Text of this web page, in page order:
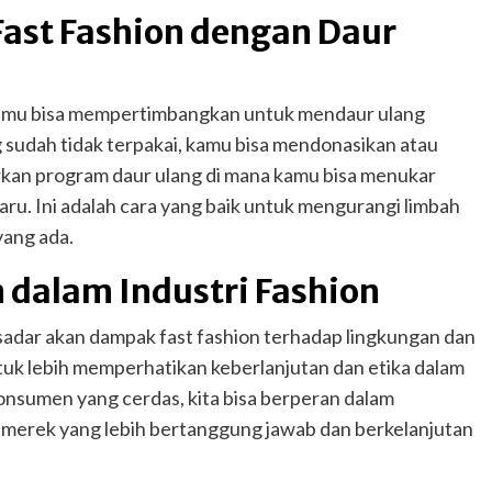
Fashion dengan Daur
bisa mempertimbangkan untuk mendaur ulang
tidak terpakai, kamu bisa mendonasikan atau
program daur ulang di mana kamu bisa menukar
Ini adalah cara yang baik untuk mengurangi limbah
ada.
dalam Industri Fashion
akan dampak fast fashion terhadap lingkungan dan
lebih memperhatikan keberlanjutan dan etika dalam
yang cerdas, kita bisa berperan dalam
yang lebih bertanggung jawab dan berkelanjutan